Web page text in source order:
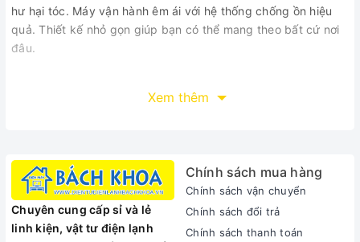
hư hại tóc. Máy vận hành êm ái với hệ thống chống ồn hiệu
quả. Thiết kế nhỏ gọn giúp bạn có thể mang theo bất cứ nơi
đâu.
phù hợp, giúp làm đẹp nhưng vẫn bảo vệ tóc. Máy tích hợp
chức năng sấy mát giúp bảo vệ cho mái tóc mảnh và hư tổn.
Chế độ sấy nhanh Turbo Dry
Máy với công suất 1000W và chế độ sấy nhanh Turbo Dry
Xem thêm
Chuyên cung cấp sỉ và lẻ
linh kiện, vật tư điện lạnh
Chính sách mua hàng
Chính sách vận chuyển
Chính sách đổi trả
Chính sách thanh toán